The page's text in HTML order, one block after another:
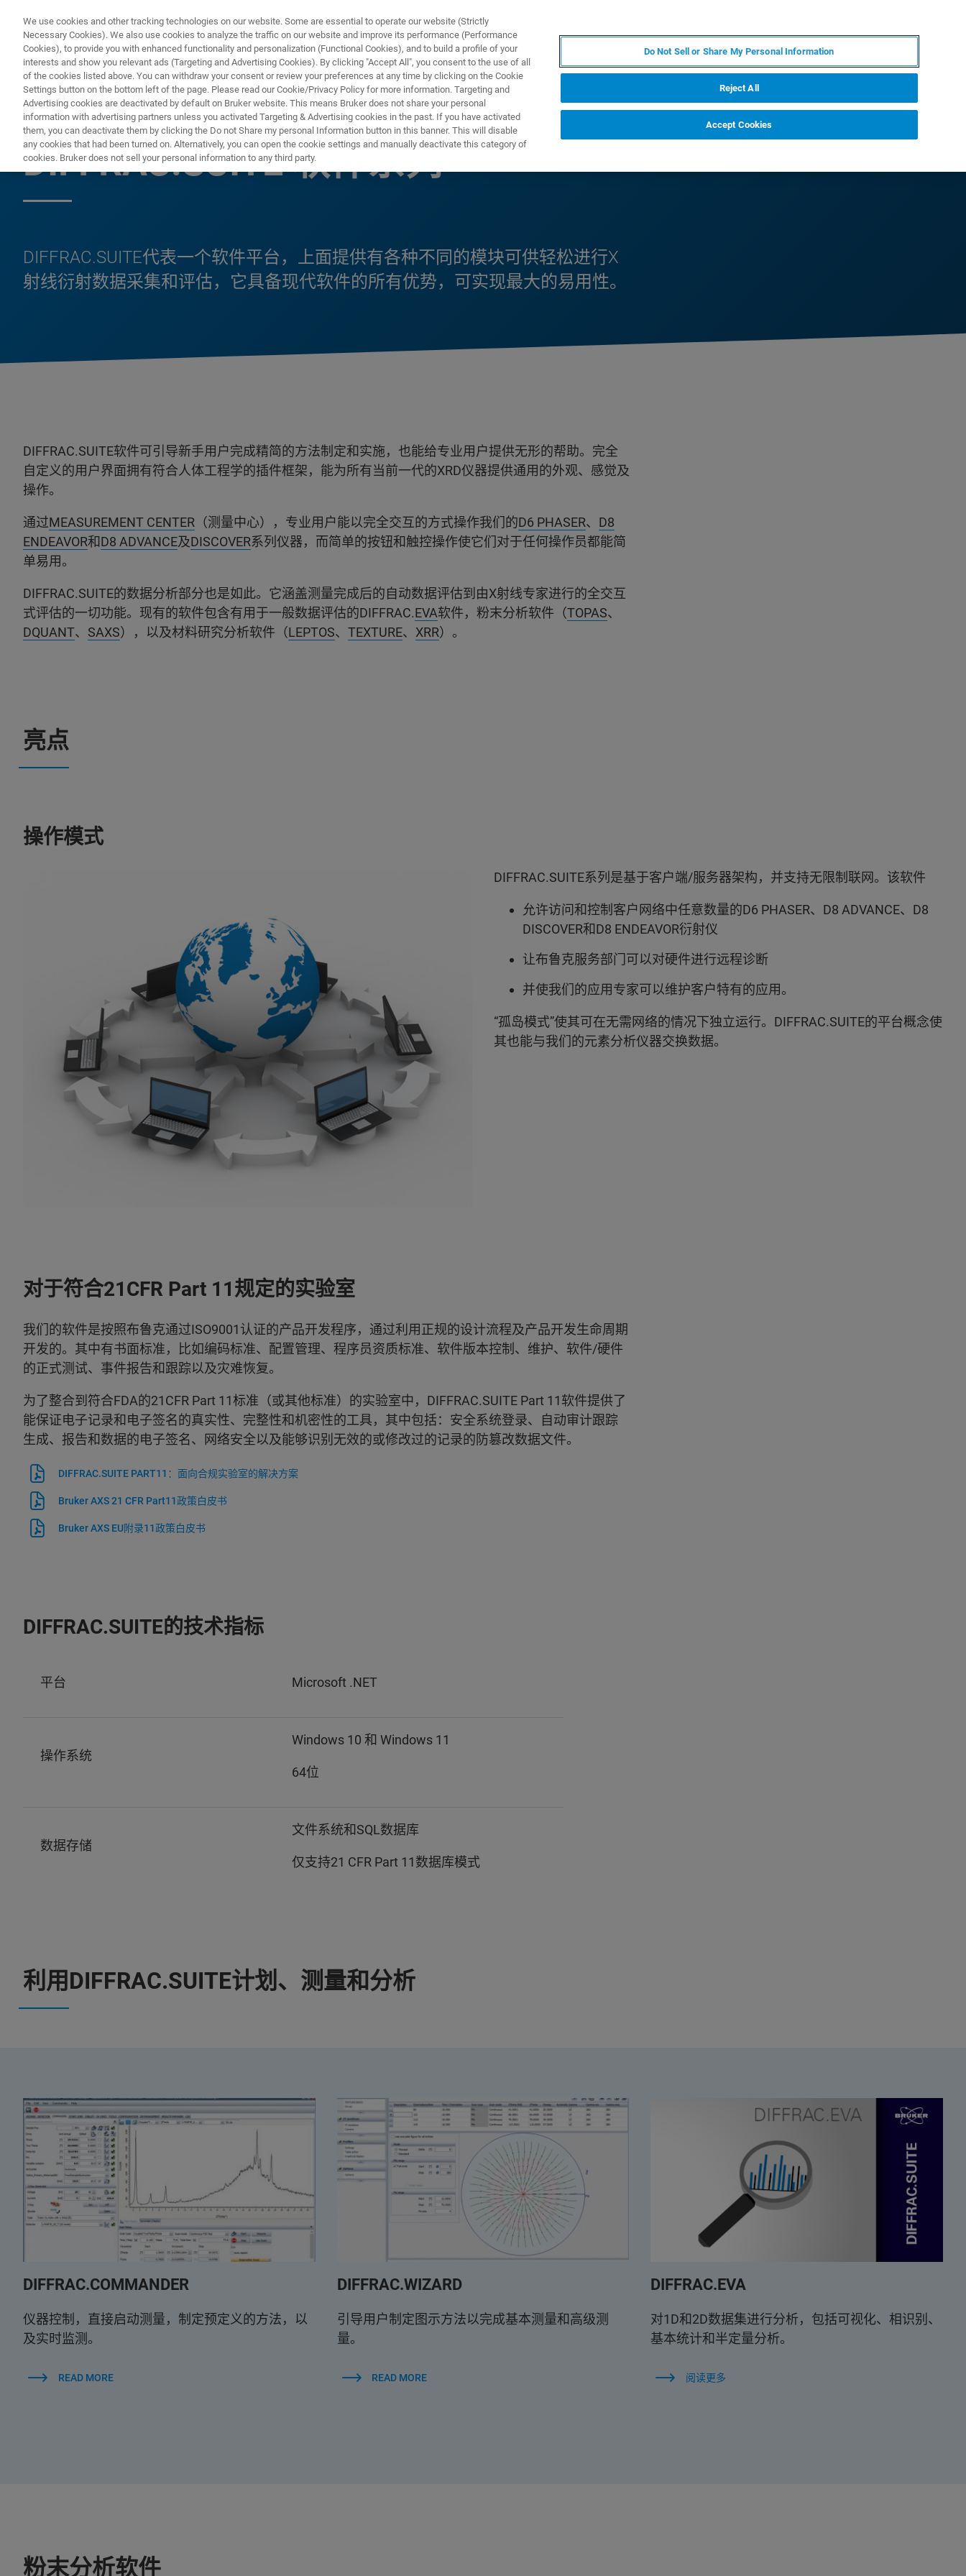
产品与解决方案
X射线衍射
DIFFRAC.SUITE 软件系列
DIFFRAC.SUITE代表一个软件平台，上面提供有各种不同的模块可供轻松进行X
射线衍射数据采集和评估，它具备现代软件的所有优势，可实现最大的易用性。
DIFFRAC.SUITE软件可引导新手用户完成精简的方法制定和实施，也能给专业用户提供无形的帮助。完全
自定义的用户界面拥有符合人体工程学的插件框架，能为所有当前一代的XRD仪器提供通用的外观、感觉及
操作。
通过MEASUREMENT CENTER （测量中心），专业用户能以完全交互的方式操作我们的D6 PHASER、 D8
ENDEAVOR和D8 ADVANCE及DISCOVER系列仪器，而简单的按钮和触控操作使它们对于任何操作员都能简
单易用。
DIFFRAC.SUITE的数据分析部分也是如此。它涵盖测量完成后的自动数据评估到由X射线专家进行的全交互
式评估的一切功能。现有的软件包含有用于一般数据评估的DIFFRAC.EVA软件，粉末分析软件（TOPAS、
DQUANT、 SAXS），以及材料研究分析软件（LEPTOS、 TEXTURE、 XRR）。
亮点
操作模式
DIFFRAC.SUITE系列是基于客户端/服务器架构，并支持无限制联网。该软件
允许访问和控制客户网络中任意数量的D6 PHASER、D8 ADVANCE、D8
DISCOVER和D8 ENDEAVOR衍射仪
让布鲁克服务部门可以对硬件进行远程诊断
并使我们的应用专家可以维护客户特有的应用。
“孤岛模式”使其可在无需网络的情况下独立运行。DIFFRAC.SUITE的平台概念使
其也能与我们的元素分析仪器交换数据。
对于符合21CFR Part 11规定的实验室
我们的软件是按照布鲁克通过ISO9001认证的产品开发程序，通过利用正规的设计流程及产品开发生命周期
开发的。其中有书面标准，比如编码标准、配置管理、程序员资质标准、软件版本控制、维护、软件/硬件
的正式测试、事件报告和跟踪以及灾难恢复。
为了整合到符合FDA的21CFR Part 11标准（或其他标准）的实验室中，DIFFRAC.SUITE Part 11软件提供了
能保证电子记录和电子签名的真实性、完整性和机密性的工具，其中包括：安全系统登录、自动审计跟踪
生成、报告和数据的电子签名、网络安全以及能够识别无效的或修改过的记录的防篡改数据文件。
DIFFRAC.SUITE PART11：面向合规实验室的解决方案
Bruker AXS 21 CFR Part11政策白皮书
Bruker AXS EU附录11政策白皮书
DIFFRAC.SUITE的技术指标
平台 Microsoft .NET
操作系统
Windows 10 和 Windows 11
64位
数据存储
文件系统和SQL数据库
仅支持21 CFR Part 11数据库模式
利用DIFFRAC.SUITE计划、测量和分析
DIFFRAC.COMMANDER
仪器控制，直接启动测量，制定预定义的方法，以
及实时监测。
READ MORE
DIFFRAC.WIZARD
引导用户制定图示方法以完成基本测量和高级测
量。
READ MORE
DIFFRAC.EVA
对1D和2D数据集进行分析，包括可视化、相识别、
基本统计和半定量分析。
阅读更多
粉末分析软件
We use cookies and other tracking technologies on our website. Some are essential to operate our website (Strictly
Necessary Cookies). We also use cookies to analyze the traffic on our website and improve its performance (Performance
Cookies), to provide you with enhanced functionality and personalization (Functional Cookies), and to build a profile of your
interests and show you relevant ads (Targeting and Advertising Cookies). By clicking "Accept All", you consent to the use of all
of the cookies listed above. You can withdraw your consent or review your preferences at any time by clicking on the Cookie
Settings button on the bottom left of the page. Please read our Cookie/Privacy Policy for more information. Targeting and
Advertising cookies are deactivated by default on Bruker website. This means Bruker does not share your personal
information with advertising partners unless you activated Targeting & Advertising cookies in the past. If you have activated
them, you can deactivate them by clicking the Do not Share my personal Information button in this banner. This will disable
any cookies that had been turned on. Alternatively, you can open the cookie settings and manually deactivate this category of
cookies. Bruker does not sell your personal information to any third party.
Do Not Sell or Share My Personal Information
Reject All
Accept Cookies